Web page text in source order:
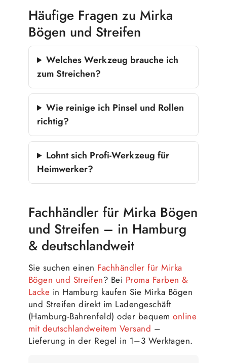
Häufige Fragen zu Mirka
Bögen und Streifen
Welches Werkzeug brauche ich
zum Streichen?
Wie reinige ich Pinsel und Rollen
richtig?
Lohnt sich Profi-Werkzeug für
Heimwerker?
Fachhändler für Mirka Bögen
und Streifen – in Hamburg
& deutschlandweit
Sie suchen einen Fachhändler für Mirka
Bögen und Streifen? Bei Proma Farben &
Lacke in Hamburg kaufen Sie Mirka Bögen
und Streifen direkt im Ladengeschäft
(Hamburg-Bahrenfeld) oder bequemonline
mit deutschlandweitem Versand –
Lieferung in der Regel in 1–3 Werktagen.